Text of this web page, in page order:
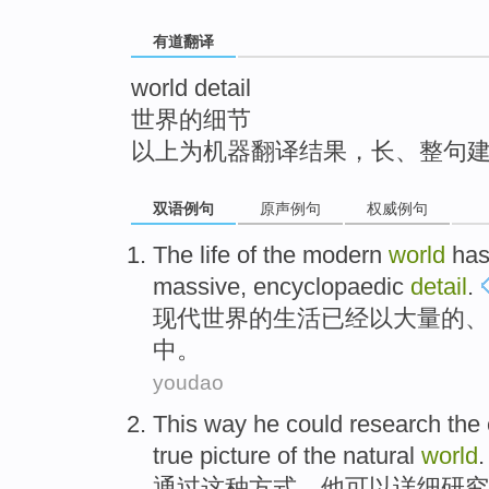
有道翻译
world detail
世界的细节
以上为机器翻译结果，长、整句
双语例句 原声例句 权威例句
The life ofthe modern world
massive, encyclopaedic detail.
现代世界的生活已经以大量的、
中。
youdao
This way he could research the
true picture of the natural world .